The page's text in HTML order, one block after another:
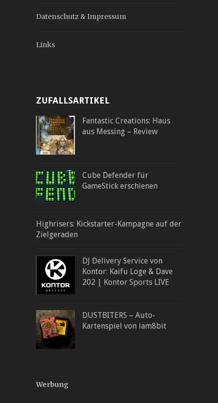
Datenschutz & Impressum
Links
ZUFALLSARTIKEL
Fantastic Creations: Haus
aus Messing – Review
Cube Defender für
GameStick erschienen
Highrisers: Kickstarter-Kampagne auf der
Zielgeraden
DJ Delivery Service von
Kontor: Kaifu Loge & Dave
202 | Kontor Sports LIVE
DUSTBITERS – Auto-
Kartenspiel von iam8bit
Werbung